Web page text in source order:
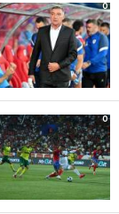
0
0